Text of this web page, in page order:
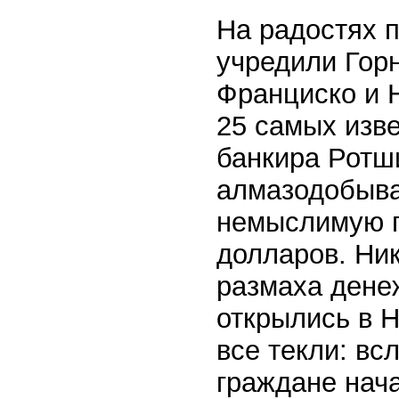
На радостях
учредили
Франциско и
25 самых
банкира
немыслимую
долларов.
размаха
открылись в
все текли:
граждане